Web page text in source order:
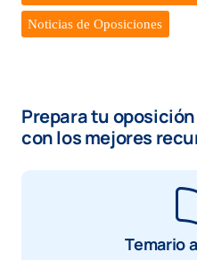
Noticias de Oposiciones
Prepara tu
con los mejores
Temario